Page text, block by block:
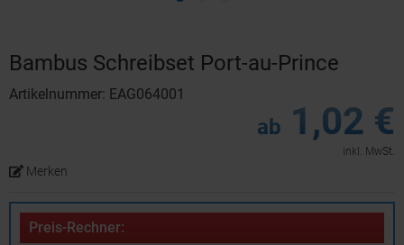
Bambus Schreibset Port-au-Prince
Artikelnummer: EAG064001
ab 1,02 €
inkl. MwSt.
Merken
Preis-Rechner: